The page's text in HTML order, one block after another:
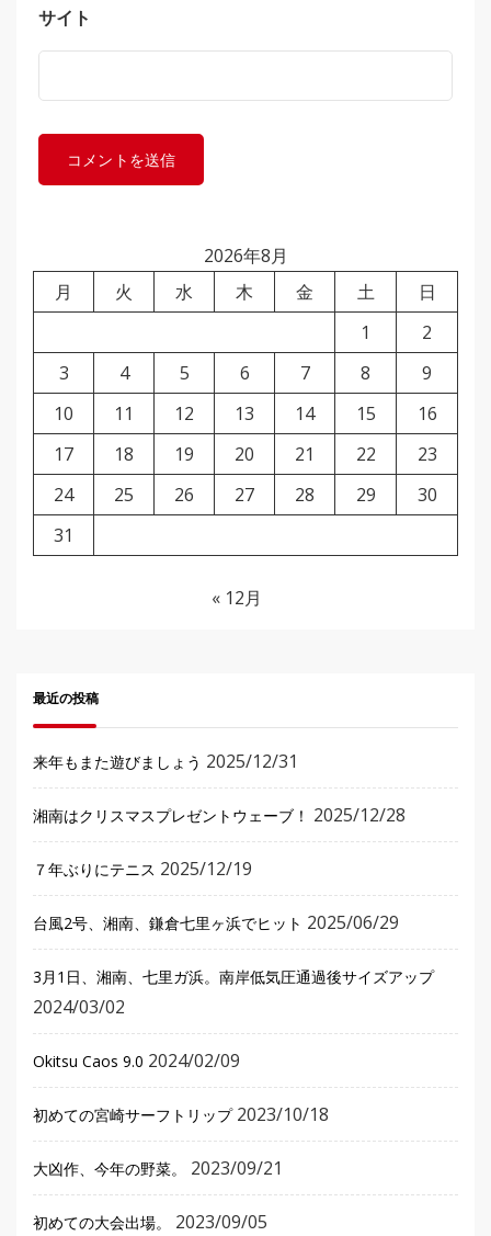
サイト
2026年8月
月
火 水 木 金 土
日
1
2
3
4 5 6 7 8
9
10
11 12 13 14 15
16
17
18 19 20 21 22
23
24
25 26 27 28 29
30
31
« 12月
最近の投稿
来年もまた遊びましょう 2025/12/31
湘南はクリスマスプレゼントウェーブ！ 2025/12/28
７年ぶりにテニス 2025/12/19
台風2号、湘南、鎌倉七里ヶ浜でヒット 2025/06/29
3月1日、湘南、七里ガ浜。南岸低気圧通過後サイズアップ
2024/03/02
Okitsu Caos 9.0 2024/02/09
初めての宮崎サーフトリップ 2023/10/18
大凶作、今年の野菜。 2023/09/21
初めての大会出場。 2023/09/05